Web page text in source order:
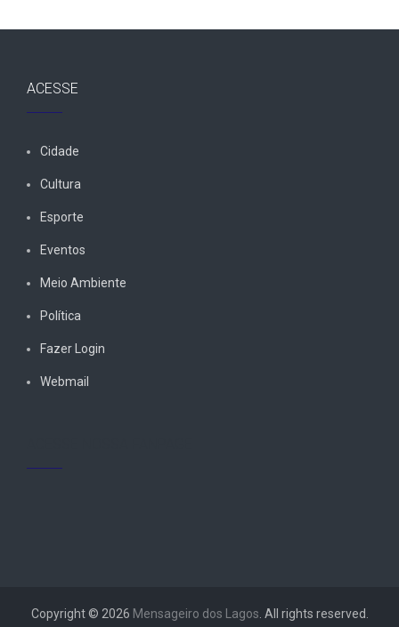
ACESSE
Cidade
Cultura
Esporte
Eventos
Meio Ambiente
Política
Fazer Login
Webmail
Copyright © 2026 Mensageiro dos Lagos . All rights reserved.